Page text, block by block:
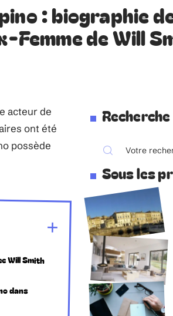
: biographie
de Will
acteur de
ont été
possède
Will Smith
dans
Recherche
Sous les